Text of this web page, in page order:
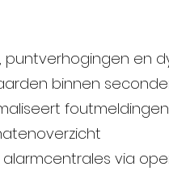
puntverhogingen en
binnen
foutmeldingen
via